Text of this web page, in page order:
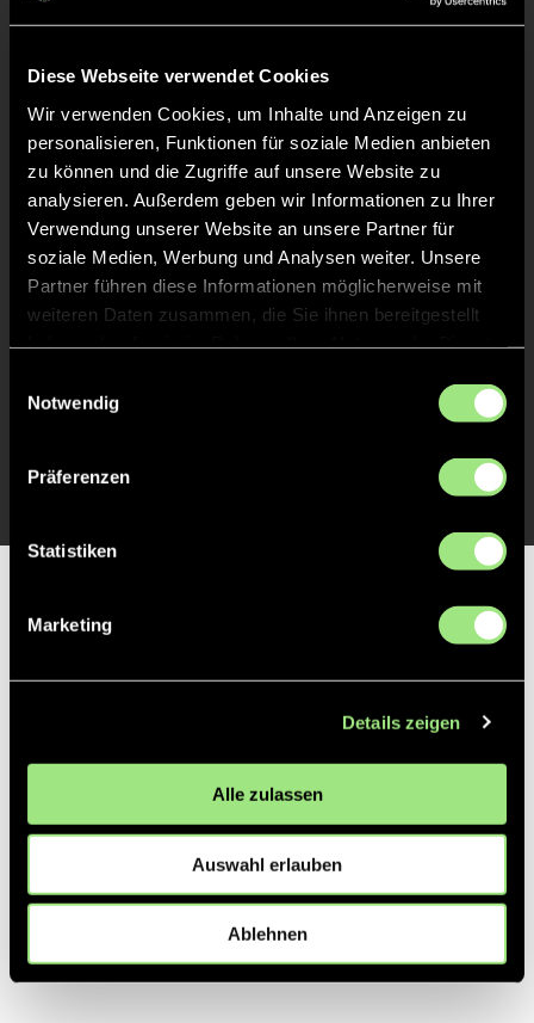
Diese Webseite verwendet Cookies
Wir verwenden Cookies, um Inhalte und Anzeigen zu
personalisieren, Funktionen für soziale Medien anbieten
zu können und die Zugriffe auf unsere Website zu
analysieren. Außerdem geben wir Informationen zu Ihrer
Verwendung unserer Website an unsere Partner für
soziale Medien, Werbung und Analysen weiter. Unsere
Partner führen diese Informationen möglicherweise mit
weiteren Daten zusammen, die Sie ihnen bereitgestellt
Notwendig
Präferenzen
Statistiken
Marketing
Details zeigen
Alle zulassen
Auswahl erlauben
Ablehnen
Keine Daten verfügbar.